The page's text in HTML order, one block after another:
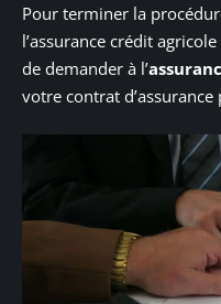
Pour terminer la
l’assurance crédit
de demander à l’
votre contrat